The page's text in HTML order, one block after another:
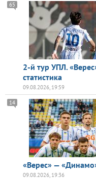
2-й тур УПЛ.
статистика
65
09.08.2026, 19:59
«Верес» —
14
09.08.2026, 19:36